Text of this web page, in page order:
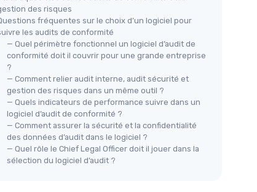
des risques
fréquentes sur le choix d’un logiciel pour
les audits de conformité
— Quel périmètre fonctionnel un logiciel d’audit de
conformité doit il couvrir pour une grande entreprise
?
— Comment relier audit interne, audit sécurité et
gestion des risques dans un même outil ?
— Quels indicateurs de performance suivre dans un
logiciel d’audit de conformité ?
— Comment assurer la sécurité et la confidentialité
des données d’audit dans le logiciel ?
— Quel rôle le Chief Legal Officer doit il jouer dans la
sélection du logiciel d’audit ?